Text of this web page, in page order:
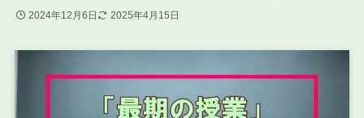
2024年12月6日 2025年4月15日